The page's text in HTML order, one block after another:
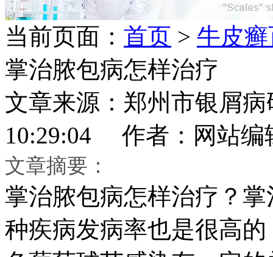
当前页面： 首页 > 牛皮
掌治脓包病怎样治疗
文章来源：郑州市银屑
10:29:04 作者：网站编
文章摘要：
掌治脓包病怎样治疗？
种疾病发病率也是很高